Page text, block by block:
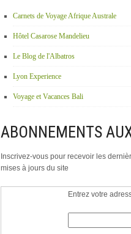
Carnets de Voyage Afrique Australe
Hôtel Casarose Mandelieu
Le Blog de l'Albatros
Lyon Experience
Voyage et Vacances Bali
ABONNEMENTS
Inscrivez-vous pour recevoir les
mises à jours du site
Entrez votre